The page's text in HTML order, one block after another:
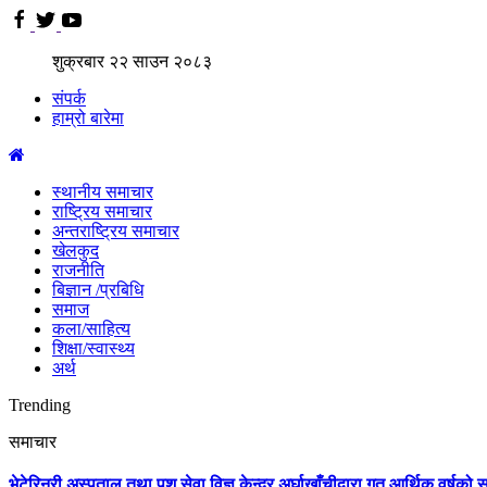
शुक्रबार २२साउन २०८३
संपर्क
हाम्रो बारेमा
स्थानीय समाचार
राष्ट्रिय समाचार
अन्तराष्ट्रिय समाचार
खेलकुद
राजनीति
बिज्ञान /प्रबिधि
समाज
कला/साहित्य
शिक्षा/स्वास्थ्य
अर्थ
Trending
समाचार